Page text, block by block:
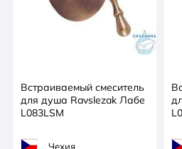
Встраиваемый смеситель
для душа Ravslezak Лабе
L083LSM
Чехия